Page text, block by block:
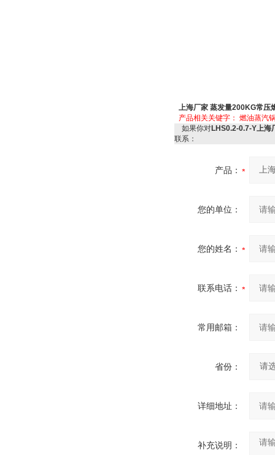
上海厂家 蒸发量200KG常压
产品相关关键字： 燃油蒸汽
如果你对LHS0.2-0.7-Y上海
联系：
产品：
您的单位：
您的姓名：
联系电话：
常用邮箱：
省份：
详细地址：
补充说明：